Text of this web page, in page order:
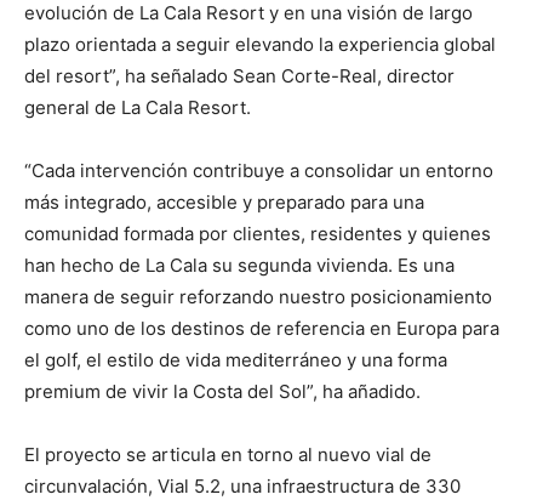
evolución de La Cala Resort y en una visión de largo
plazo orientada a seguir elevando la experiencia global
del resort”, ha señalado Sean Corte-Real, director
general de La Cala Resort.
“Cada intervención contribuye a consolidar un entorno
más integrado, accesible y preparado para una
comunidad formada por clientes, residentes y quienes
han hecho de La Cala su segunda vivienda. Es una
manera de seguir reforzando nuestro posicionamiento
como uno de los destinos de referencia en Europa para
el golf, el estilo de vida mediterráneo y una forma
premium de vivir la Costa del Sol”, ha añadido.
El proyecto se articula en torno al nuevo vial de
circunvalación, Vial 5.2, una infraestructura de 330